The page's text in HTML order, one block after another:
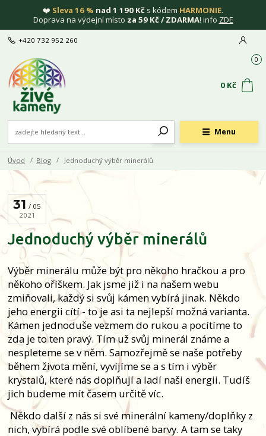
❤️ Sleva 16 % nad 1 190 Kč s kódem HARMONIE.
Doprava na výdejní místo za 59 Kč / ZDARMA! info ZDE
Menu
+420 732 952 260
0
0 Kč
Úvod Blog Jednoduchý výběr minerálů
31
05
2021
Jednoduchý výběr minerálů
Výběr minerálu může být pro někoho hračkou a pro
někoho oříškem. Jak jsme již i na našem webu
zmiňovali, každý si svůj kámen vybírá jinak. Někdo
jeho energii cítí - to je asi ta nejlepší možná varianta.
Kámen jednoduše vezmem do rukou a pocítíme to
zda je to ten pravý. Tím už svůj minerál známe a
nespleteme se v něm. Samozřejmě se naše potřeby
během života mění, vyvíjíme se a s tím i výběr
krystalů, které nás doplňují a ladí naši energii. Tudíš
jich budeme mít časem určitě víc.
Někdo další z nás si své minerální kameny/doplňky z
nich, vybírá podle své oblíbené barvy. A tam se taky